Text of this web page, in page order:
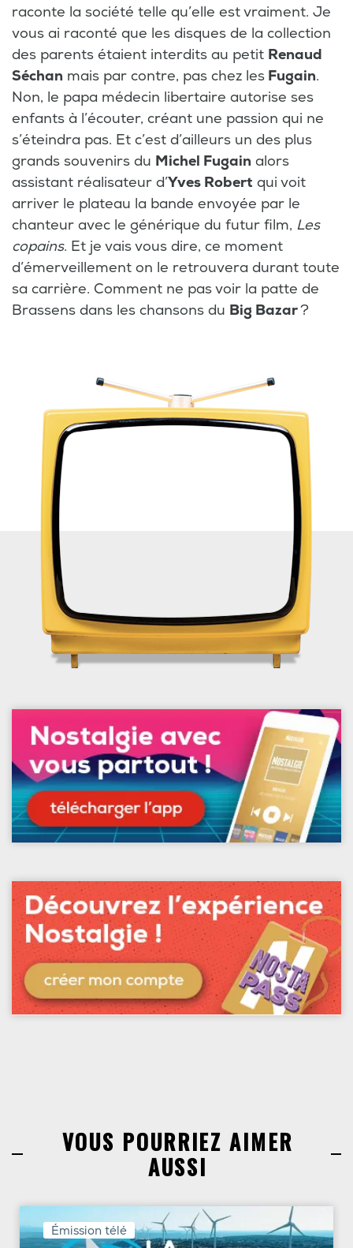
raconte la société telle qu’elle est vraiment. Je
vous ai raconté que les disques de la collection
des parents étaient interdits au petit Renaud
Séchan mais par contre, pas chez les Fugain.
Non, le papa médecin libertaire autorise ses
enfants à l’écouter, créant une passion qui ne
s’éteindra pas. Et c’est d’ailleurs un des plus
grands souvenirs du Michel Fugain alors
assistant réalisateur d’Yves Robert qui voit
arriver le plateau la bande envoyée par le
chanteur avec le générique du futur film, Les
copains. Et je vais vous dire, ce moment
d’émerveillement on le retrouvera durant toute
sa carrière. Comment ne pas voir la patte de
Brassens dans les chansons du Big Bazar?
VOUS POURRIEZ AIMER
AUSSI
Émission télé